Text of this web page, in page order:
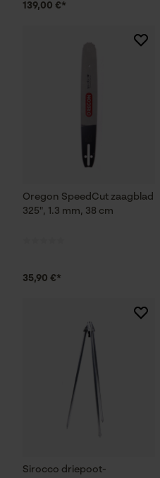
139,00 €*
Oregon SpeedCut zaagblad
325", 1.3 mm, 38 cm
35,90 €*
Sirocco driepoot-